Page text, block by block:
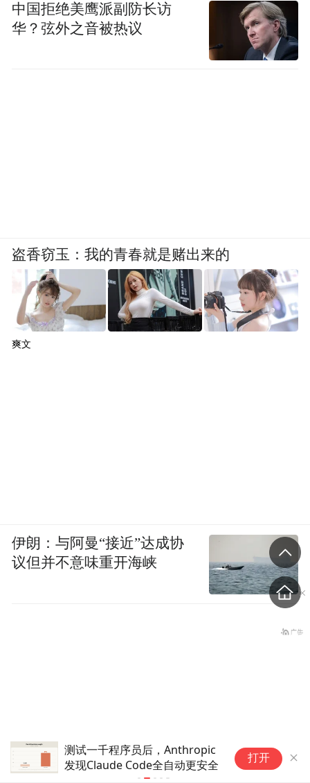
测试一千程序员后，Anthropic
发现Claude Code全自动更安全
打开
中国拒绝美鹰派副防长访
华？弦外之音被热议
盗香窃玉：我的青春就是赌出来的
爽文
伊朗：与阿曼“接近”达成协
议但并不意味重开海峡